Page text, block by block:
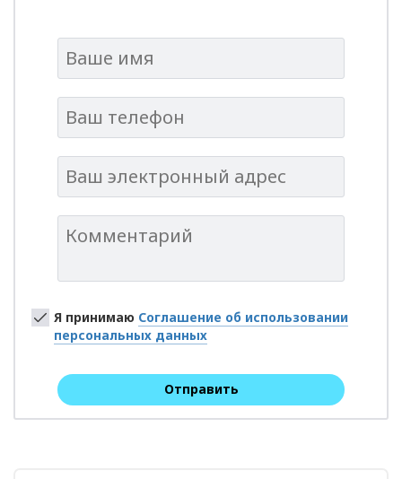
Я принимаю Соглашение об использовании
персональных данных